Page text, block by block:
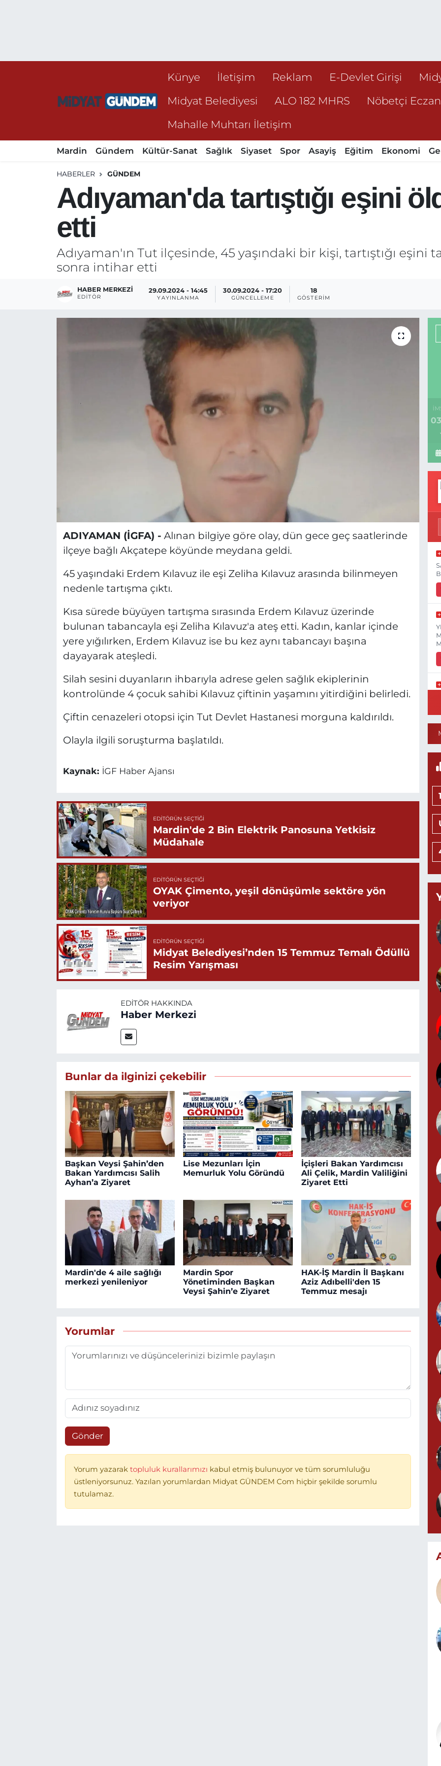
Künye İletişim Reklam E-Devlet Girişi
Midyat Belediyesi
ALO 182 MHRS Nöbetçi
Mahalle Muhtarı İletişim
Mardin Gündem Kültür-Sanat Sağlık Siyaset Spor Asayiş Eğitim Ekonomi
HABERLER GÜNDEM
Adıyaman'da tartıştığı eşini
etti
Adıyaman'ın Tut ilçesinde, 45 yaşındaki bir kişi, tartıştığı
sonra intihar etti
HABER MERKEZI
EDITÖR
29.09.2024 - 14:45
YAYINLANMA
30.09.2024 - 17:20
GÜNCELLEME
18
GÖSTERIM
ADIYAMAN (İGFA) - Alınan bilgiye göre olay, dün gece geç saatlerinde
ilçeye bağlı Akçatepe köyünde meydana geldi.
45 yaşındaki Erdem Kılavuz ile eşi Zeliha Kılavuz arasında bilinmeyen
nedenle tartışma çıktı.
Kısa sürede büyüyen tartışma sırasında Erdem Kılavuz üzerinde
bulunan tabancayla eşi Zeliha Kılavuz'a ateş etti. Kadın, kanlar içinde
yere yığılırken, Erdem Kılavuz ise bu kez aynı tabancayı başına
dayayarak ateşledi.
Silah sesini duyanların ihbarıyla adrese gelen sağlık ekiplerinin
kontrolünde 4 çocuk sahibi Kılavuz çiftinin yaşamını yitirdiğini belirledi.
Çiftin cenazeleri otopsi için Tut Devlet Hastanesi morguna kaldırıldı.
Olayla ilgili soruşturma başlatıldı.
Kaynak: İGF Haber Ajansı
EDITÖRÜN SEÇTIĞI
Mardin'de 2 Bin Elektrik Panosuna Yetkisiz
Müdahale
EDITÖRÜN SEÇTIĞI
OYAK Çimento, yeşil dönüşümle sektöre yön
veriyor
EDITÖRÜN SEÇTIĞI
Midyat Belediyesi’nden 15 Temmuz Temalı Ödüllü
Resim Yarışması
EDITÖR HAKKINDA
Haber Merkezi
Bunlar da ilginizi çekebilir
Başkan Veysi Şahin’den
Bakan Yardımcısı Salih
Ayhan’a Ziyaret
Lise Mezunları İçin
Memurluk Yolu Göründü
İçişleri Bakan Yardımcısı
Ali Çelik, Mardin Valiliğini
Ziyaret Etti
Mardin'de 4 aile sağlığı
merkezi yenileniyor
Mardin Spor
Yönetiminden Başkan
Veysi Şahin’e Ziyaret
HAK-İŞ Mardin İl Başkanı
Aziz Adıbelli'den 15
Temmuz mesajı
Yorumlar
Gönder
Yorum yazarak topluluk kurallarımızı kabul etmiş bulunuyor ve tüm sorumluluğu
üstleniyorsunuz. Yazılan yorumlardan Midyat GÜNDEM Com hiçbir şekilde sorumlu
tutulamaz.